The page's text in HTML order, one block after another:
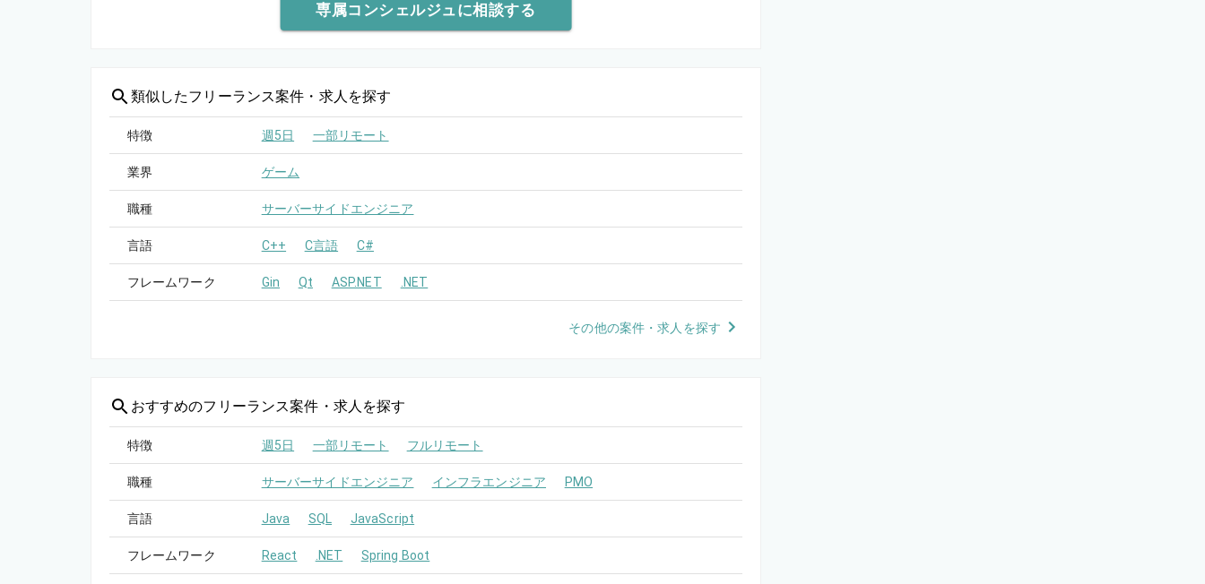
専属コンシェルジュに相談する
類似したフリーランス案件・求人を探す
特徴 週5日 一部リモート
業界 ゲーム
職種 サーバーサイドエンジニア
言語 C++ C言語 C#
フレームワーク Gin Qt ASP.NET .NET
その他の案件・求人を探す
おすすめのフリーランス案件・求人を探す
特徴 週5日 一部リモート フルリモート
職種 サーバーサイドエンジニア インフラエンジニア PMO
言語 Java SQL JavaScript
フレームワーク React .NET Spring Boot